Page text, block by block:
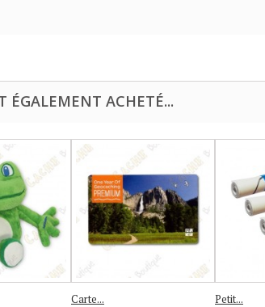
ÉGALEMENT ACHETÉ...
Carte...
Petit...